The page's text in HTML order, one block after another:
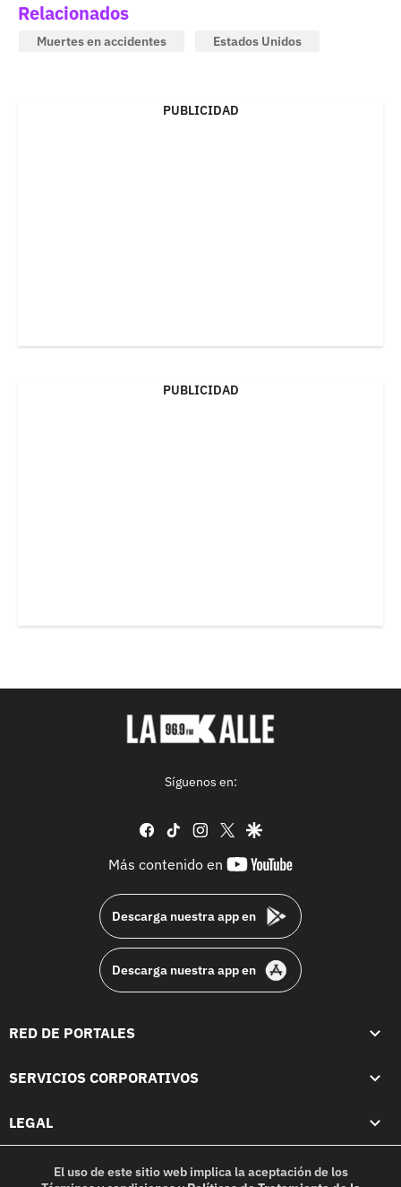
Relacionados
Muertes en accidentes Estados Unidos
PUBLICIDAD
PUBLICIDAD
Síguenos en:
facebook
tiktok instagram
twittergoogle
Más contenido en
youtube-
Descarga nuestra app en
Descarga nuestra app en
RED DE PORTALES
SERVICIOS CORPORATIVOS
LEGAL
El uso de este sitio web implica la aceptación de los